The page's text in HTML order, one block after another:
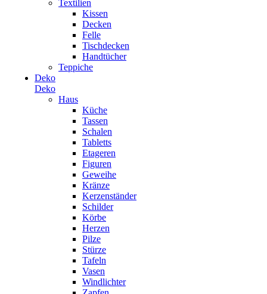
Textilien
Kissen
Decken
Felle
Tischdecken
Handtücher
Teppiche
Deko
Deko
Haus
Küche
Tassen
Schalen
Tabletts
Etageren
Figuren
Geweihe
Kränze
Kerzenständer
Schilder
Körbe
Herzen
Pilze
Stürze
Tafeln
Vasen
Windlichter